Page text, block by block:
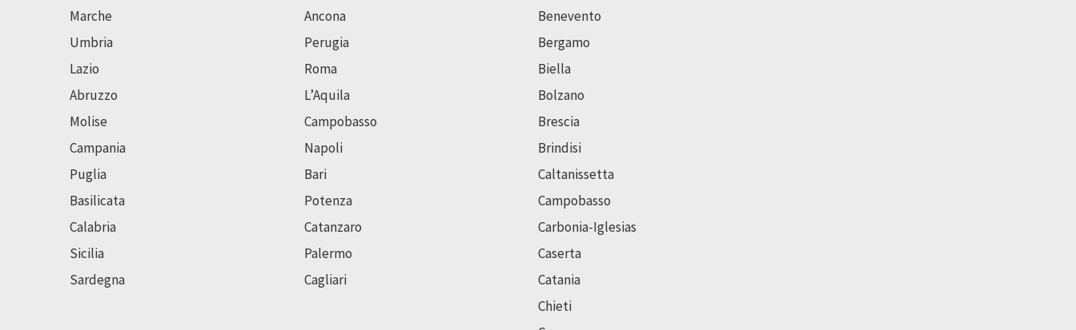
Marche
Umbria
Lazio
Abruzzo
Molise
Campania
Puglia
Basilicata
Calabria
Sicilia
Sardegna
Ancona
Perugia
Roma
L’Aquila
Campobasso
Napoli
Bari
Potenza
Catanzaro
Palermo
Cagliari
Benevento
Bergamo
Biella
Bolzano
Brescia
Brindisi
Caltanissetta
Campobasso
Carbonia-Iglesias
Caserta
Catania
Chieti